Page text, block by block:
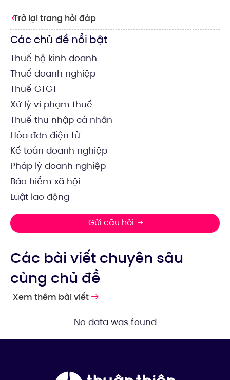
Trở lại trang hỏi đáp
Các chủ đề nổi bật
Thuế hộ kinh doanh
Thuế doanh nghiệp
Thuế GTGT
Xử lý vi phạm thuế
Thuế thu nhập cá nhân
Hóa đơn điện tử
Kế toán doanh nghiệp
Pháp lý doanh nghiệp
Bảo hiểm xã hội
Luật lao động
Gửi câu hỏi
Các bài viết chuyên sâu
cùng chủ đề
Xem thêm bài viết
No data was found